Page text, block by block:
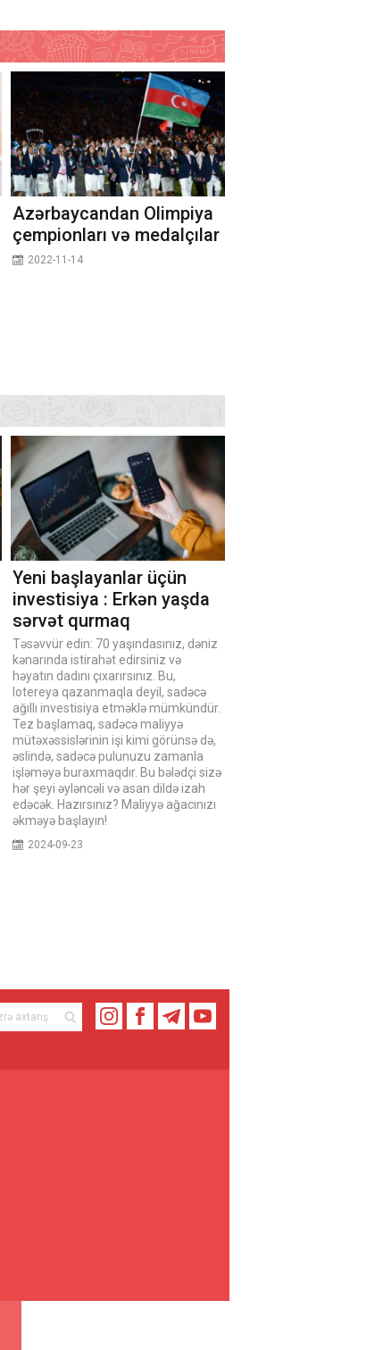
Azərbaycandan Olimpiya
çempionları və medalçılar
2022-11-14
Yeni başlayanlar üçün
investisiya : Erkən yaşda
sərvət qurmaq
Təsəvvür edin: 70 yaşındasınız, dəniz
kənarında istirahət edirsiniz və
həyatın dadını çıxarırsınız. Bu,
lotereya qazanmaqla deyil, sadəcə
ağıllı investisiya etməklə mümkündür.
Tez başlamaq, sadəcə maliyyə
mütəxəssislərinin işi kimi görünsə də,
əslində, sadəcə pulunuzu zamanla
işləməyə buraxmaqdır. Bu bələdçi sizə
hər şeyi əyləncəli və asan dildə izah
edəcək. Hazırsınız? Maliyyə ağacınızı
əkməyə başlayın!
2024-09-23